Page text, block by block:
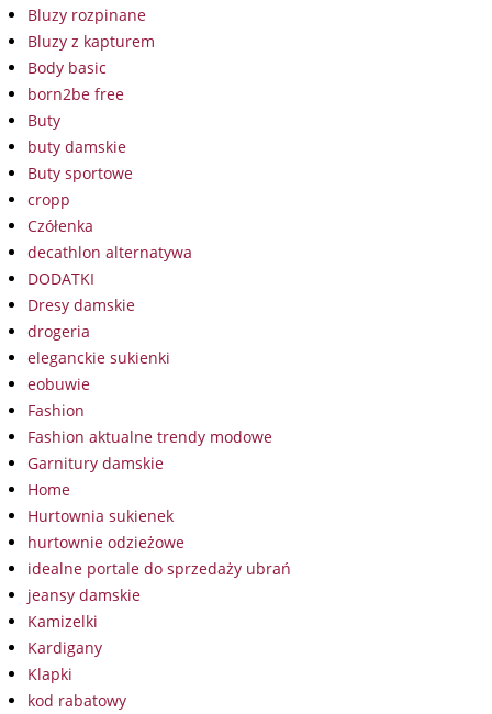
Bluzy rozpinane
Bluzy z kapturem
Body basic
born2be free
Buty
buty damskie
Buty sportowe
cropp
Czółenka
decathlon alternatywa
DODATKI
Dresy damskie
drogeria
eleganckie sukienki
eobuwie
Fashion
Fashion aktualne trendy modowe
Garnitury damskie
Home
Hurtownia sukienek
hurtownie odzieżowe
idealne portale do sprzedaży ubrań
jeansy damskie
Kamizelki
Kardigany
Klapki
kod rabatowy